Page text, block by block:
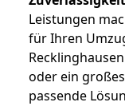
Leistungen
für Ihren
oder ein
passende